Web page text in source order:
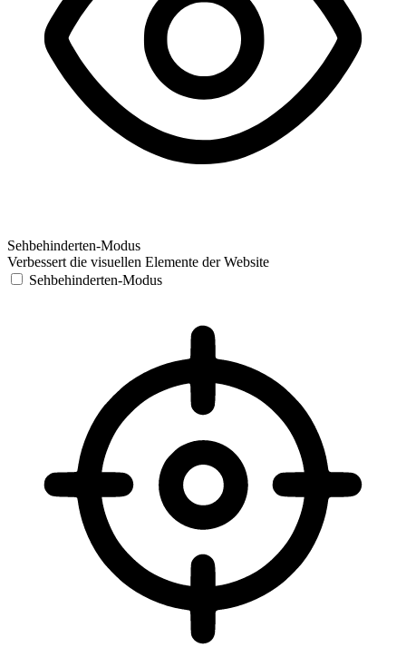
Sehbehinderten-Modus
Verbessert die visuellen Elemente der Website
Sehbehinderten-Modus